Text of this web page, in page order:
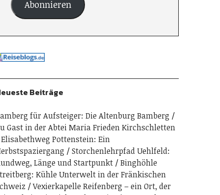
Abonnieren
Beiträge
für Aufsteiger: Die Altenburg Bamberg
Gast in der Abtei Maria Frieden Kirchschletten
Elisabethweg Pottenstein: Ein
Storchenlehrpfad Uehlfeld:
Länge und Startpunkt
Binghöhle
Kühle Unterwelt in der Fränkischen
Vexierkapelle Reifenberg – ein Ort, der